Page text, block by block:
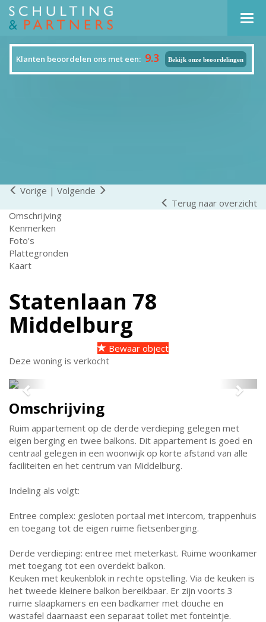
Klanten beoordelen ons met een: 9.3 Bekijk onze beoordelingen
Vorige | Volgende
Terug naar overzicht
Omschrijving
Kenmerken
Foto's
Plattegronden
Kaart
Statenlaan 78
Middelburg
Bewaar object
Deze woning is verkocht
Previous Next
Omschrijving
Ruim appartement op de derde verdieping gelegen met
eigen berging en twee balkons. Dit appartement is goed en
centraal gelegen in een woonwijk op korte afstand van alle
faciliteiten en het centrum van Middelburg.
Indeling als volgt:
Entree complex: gesloten portaal met intercom, trappenhuis
en toegang tot de eigen ruime fietsenberging.
Derde verdieping: entree met meterkast. Ruime woonkamer
met toegang tot een overdekt balkon.
Keuken met keukenblok in rechte opstelling. Via de keuken is
het tweede kleinere balkon bereikbaar. Er zijn voorts 3
ruime slaapkamers en een badkamer met douche en
wastafel daarnaast een separaat toilet met fonteintje.